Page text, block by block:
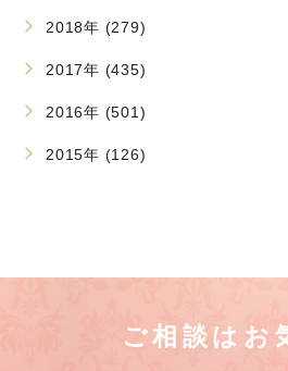
2018年 (279)
2017年 (435)
2016年 (501)
2015年 (126)
ご相談はお